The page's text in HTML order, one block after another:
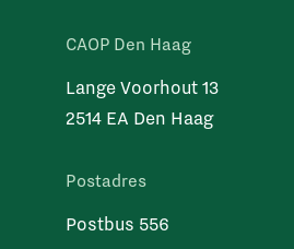
CAOP Den Haag
Lange Voorhout 13
2514 EA Den Haag
Postadres
Postbus 556